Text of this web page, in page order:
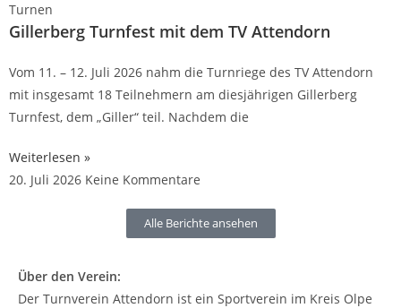
Turnen
Gillerberg Turnfest mit dem TV Attendorn
Vom 11. – 12. Juli 2026 nahm die Turnriege des TV Attendorn
mit insgesamt 18 Teilnehmern am diesjährigen Gillerberg
Turnfest, dem „Giller“ teil. Nachdem die
Weiterlesen »
20. Juli 2026 Keine Kommentare
Alle Berichte ansehen
Über den Verein:
Der Turnverein Attendorn ist ein Sportverein im Kreis Olpe